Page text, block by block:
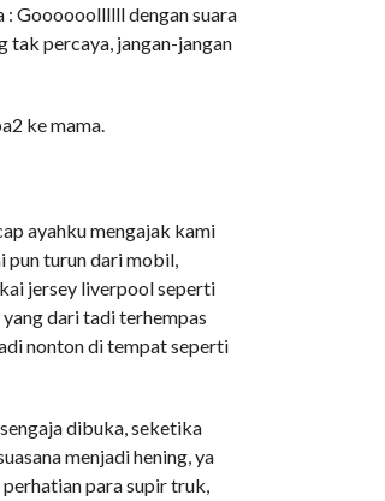
Goooooollllll dengan suara
tak percaya, jangan-jangan
ke mama.
ayahku mengajak kami
pun turun dari mobil,
jersey liverpool seperti
dari tadi terhempas
nonton di tempat seperti
dibuka, seketika
menjadi hening, ya
para supir truk,